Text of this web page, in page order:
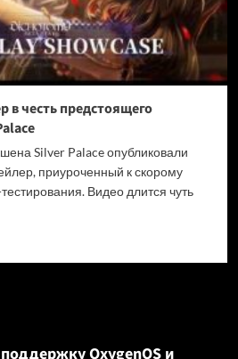
в честь предстоящего
Silver Palace опубликовали
приуроченный к скорому
Видео длится чуть
OxygenOS и